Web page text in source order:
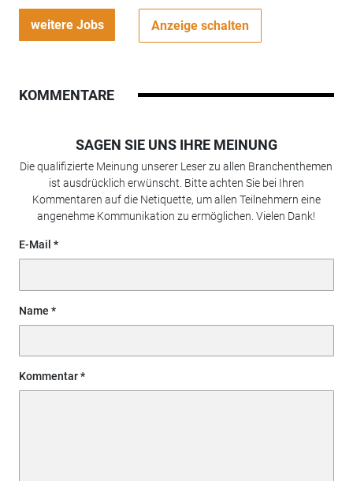
weitere Jobs Anzeige schalten
KOMMENTARE
SAGEN SIE UNS IHRE MEINUNG
Die qualifizierte Meinung unserer Leser zu allen Branchenthemen
ist ausdrücklich erwünscht. Bitte achten Sie bei Ihren
Kommentaren auf die Netiquette, um allen Teilnehmern eine
angenehme Kommunikation zu ermöglichen. Vielen Dank!
E-Mail
Name
Kommentar